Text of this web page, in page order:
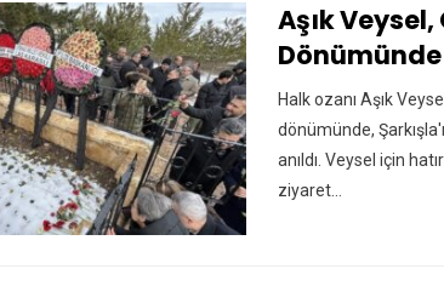
Aşık
Dönümünde
Halk ozanı Aşık
dönümünde,
anıldı. Veysel için
ziyaret…